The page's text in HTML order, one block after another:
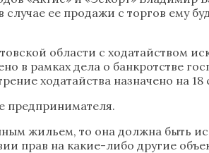
ее продажи с торгов ему
области с ходатайством
в рамках дела о банкротстве
ходатайства назначено на 18
предпринимателя.
жильем, то она должна быть
прав на какие-либо другие